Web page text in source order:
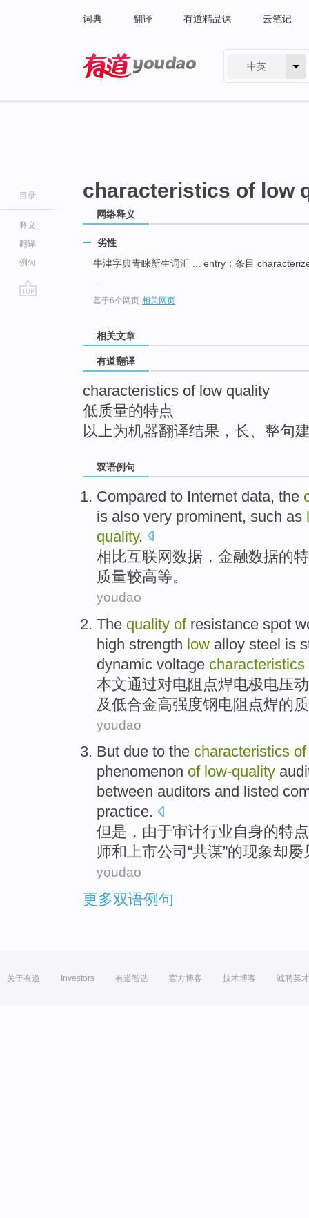
词典 翻译 有道精品课 云笔记
中英
目录
释义
翻译
例句
characteristics of low
网络释义
劣性
牛津字典青睐新生词汇 ... entry：条目
基于6个网页-相关网页
相关文章
有道翻译
characteristics of low quality
低质量的特点
以上为机器翻译结果，长、整句
双语例句
Compared to Internet data, the
is also very prominent, such as
quality.
相比互联网数据 ， 金融数据的
质量较高等。
youdao
The quality of resistance spot
high strength low alloy steel is
dynamic voltage characteristics
本文通过对电阻 点焊电极电压
及低合金高强度钢电阻 点焊的
youdao
But due to the characteristics of
phenomenon of low-quality
between auditors and listed
practice.
但是 ， 由于审计行业自身的特点
师和上市公司 “共谋”的现象却屡
youdao
更多双语例句
关于有道 Investors 有道智选 官方博客 技术博客 诚聘英才